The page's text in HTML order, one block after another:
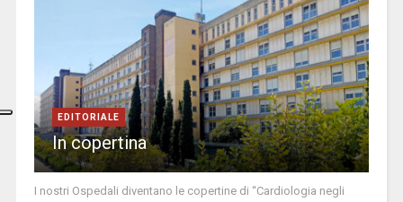
EDITORIALE
In copertina
I nostri Ospedali diventano le copertine di “Cardiologia negli